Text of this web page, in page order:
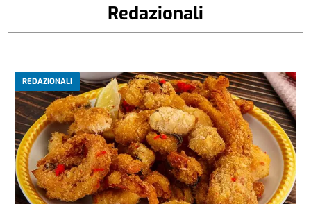
Redazionali
REDAZIONALI